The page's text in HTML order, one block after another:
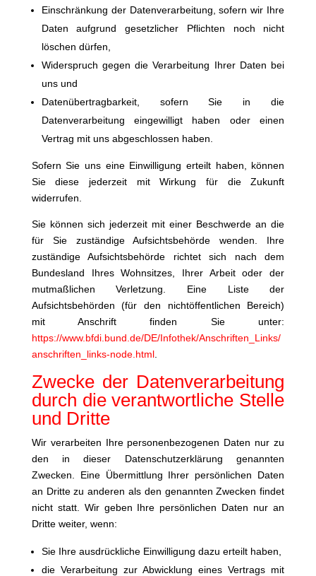
Einschränkung der Datenverarbeitung, sofern wir Ihre
Daten aufgrund gesetzlicher Pflichten noch nicht
löschen dürfen,
Widerspruch gegen die Verarbeitung Ihrer Daten bei
uns und
Datenübertragbarkeit, sofern Sie in die
Datenverarbeitung eingewilligt haben oder einen
Vertrag mit uns abgeschlossen haben.
Sofern Sie uns eine Einwilligung erteilt haben, können
Sie diese jederzeit mit Wirkung für die Zukunft
widerrufen.
Sie können sich jederzeit mit einer Beschwerde an die
für Sie zuständige Aufsichtsbehörde wenden. Ihre
zuständige Aufsichtsbehörde richtet sich nach dem
Bundesland Ihres Wohnsitzes, Ihrer Arbeit oder der
mutmaßlichen Verletzung. Eine Liste der
Aufsichtsbehörden (für den nichtöffentlichen Bereich)
mit Anschrift finden Sie unter:
https://www.bfdi.bund.de/DE/Infothek/Anschriften_Links/
anschriften_links-node.html.
Zwecke der Datenverarbeitung
durch die verantwortliche Stelle
und Dritte
Wir verarbeiten Ihre personenbezogenen Daten nur zu
den in dieser Datenschutzerklärung genannten
Zwecken. Eine Übermittlung Ihrer persönlichen Daten
an Dritte zu anderen als den genannten Zwecken findet
nicht statt. Wir geben Ihre persönlichen Daten nur an
Dritte weiter, wenn:
Sie Ihre ausdrückliche Einwilligung dazu erteilt haben,
die Verarbeitung zur Abwicklung eines Vertrags mit